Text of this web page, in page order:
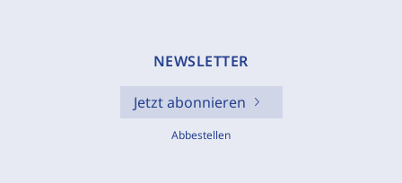
NEWSLETTER
Jetzt abonnieren
Abbestellen